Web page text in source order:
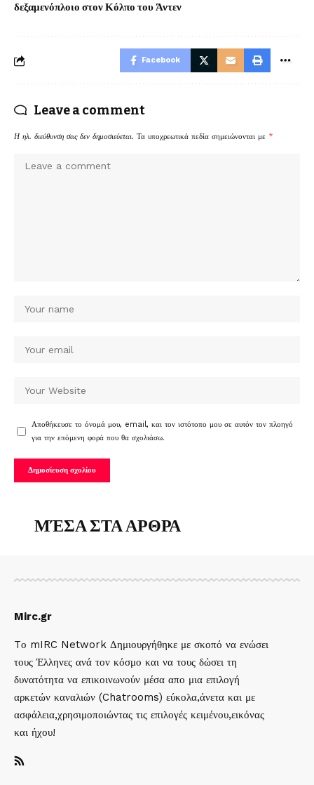
δεξαμενόπλοιο στον Κόλπο του Άντεν
Facebook
Leave a comment
Η ηλ. διεύθυνση σας δεν δημοσιεύεται. Τα υποχρεωτικά πεδία σημειώνονται με *
Αποθήκευσε το όνομά μου, email, και τον ιστότοπο μου σε αυτόν τον πλοηγό
για την επόμενη φορά που θα σχολιάσω.
ΜΈΣΑ ΣΤΑ ΑΡΘΡΑ
Mirc.gr
Tο mIRC Network Δημιουργήθηκε με σκοπό να ενώσει
τους Έλληνες ανά τον κόσμο και να τους δώσει τη
δυνατότητα να επικοινωνούν μέσα απο μια επιλογή
αρκετών καναλιών (Chatrooms) εύκολα,άνετα και με
ασφάλεια,χρησιμοποιώντας τις επιλογές κειμένου,εικόνας
και ήχου!